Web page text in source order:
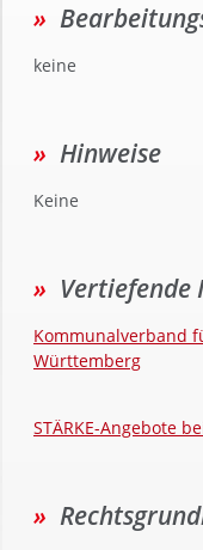
keine
Hinweise
Keine
Kommunalverband
Württemberg
STÄRKE-Angebote